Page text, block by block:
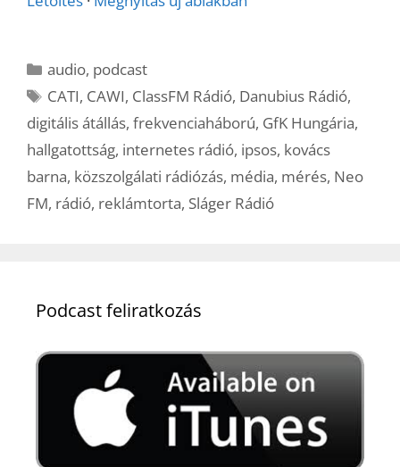
Kategória
audio, podcast
Címkék
CATI, CAWI, ClassFM Rádió, Danubius Rádió,
digitális átállás, frekvenciaháború, GfK Hungária,
hallgatottság, internetes rádió, ipsos, kovács
barna, közszolgálati rádiózás, média, mérés, Neo
FM, rádió, reklámtorta, Sláger Rádió
Podcast feliratkozás